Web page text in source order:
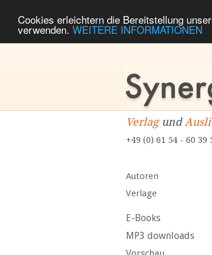
Cookies erleichtern die Bereitstellung
verwenden. WEITERE INFORMATIONEN
Verlagund
+49 (0) 61 54 - 60
Autoren
Verlage
E-Books
MP3 downloads